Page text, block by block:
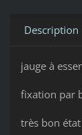
Description
jauge à
fixation par
très bon état